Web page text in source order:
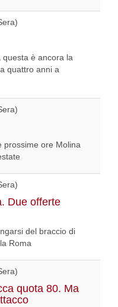
questa è ancora la
quattro anni a
prossime ore Molina
Due offerte
del braccio di
Roma
quota 80. Ma